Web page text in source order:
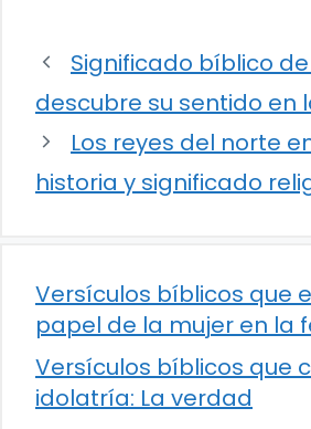
Significado bíblico
descubre su sentido en
Los reyes del norte
historia y significado
Versículos bíblicos que
papel de la mujer en la
Versículos bíblicos que
idolatría: La verdad